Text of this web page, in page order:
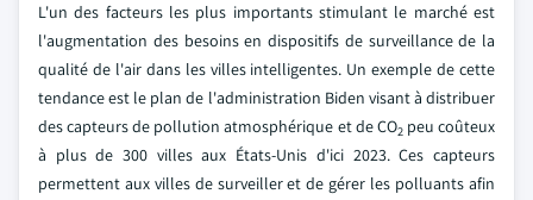
L'un des facteurs les plus importants stimulant le marché est
l'augmentation des besoins en dispositifs de surveillance de la
qualité de l'air dans les villes intelligentes. Un exemple de cette
tendance est le plan de l'administration Biden visant à distribuer
des capteurs de pollution atmosphérique et de CO2peu coûteux
à plus de 300 villes aux États-Unis d'ici 2023. Ces capteurs
permettent aux villes de surveiller et de gérer les polluants afin